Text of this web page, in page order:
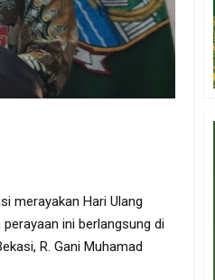
merayakan Hari Ulang
ini berlangsung di
R. Gani Muhamad